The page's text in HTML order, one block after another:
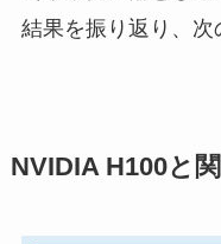
結果を振り返り、次
NVIDIA H100と